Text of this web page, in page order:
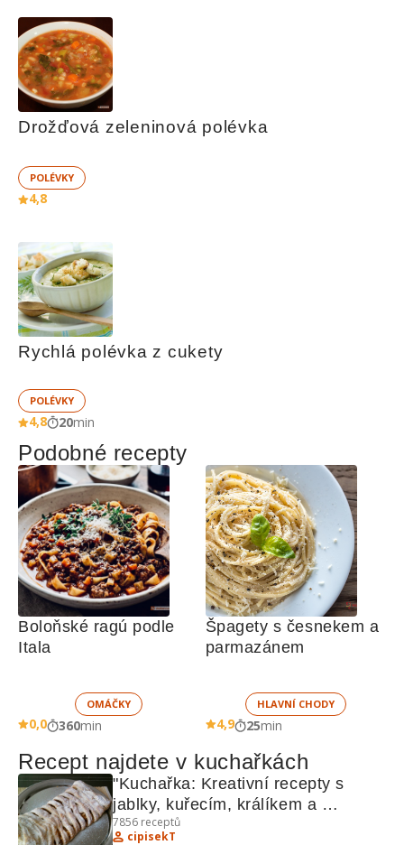
Drožďová zeleninová polévka
POLÉVKY
4,8
Rychlá polévka z cukety
POLÉVKY
4,8 20min
Podobné recepty
Boloňské ragú podle
Itala
OMÁČKY
0,0 360min
Špagety s česnekem a
parmazánem
HLAVNÍ CHODY
4,9 25min
Recept najdete v kuchařkách
"Kuchařka: Kreativní recepty s
jablky, kuřecím, králíkem a
bochánky"
7856 receptů
cipisekT